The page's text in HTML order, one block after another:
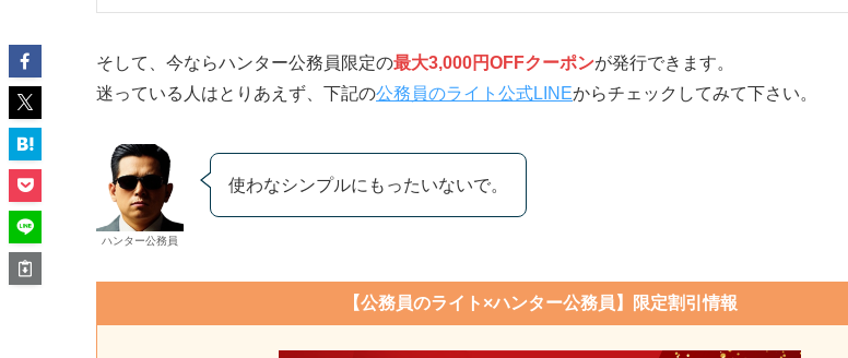
そして、今ならハンター公務員限定の最大3,000円OFFクーポンが発行できます。
迷っている人はとりあえず、下記の公務員のライト公式LINEからチェックしてみて下さい。
ハンター公務員
使わなシンプルにもったいないで。
【公務員のライト×ハンター公務員】限定割引情報